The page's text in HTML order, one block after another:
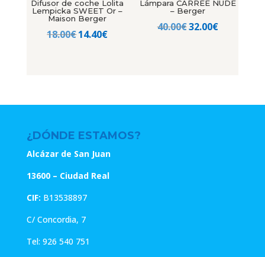
Difusor de coche Lolita
Lempicka SWEET Or –
Maison Berger
18.00€El
14.40€El
Lámpara CARRÈE NUDE
– Berger
40.00€El
32.00€El
¿DÓNDE ESTAMOS?
Alcázar de San Juan
13600 – Ciudad Real
CIF: B13538897
C/ Concordia, 7
Tel: 926 540 751